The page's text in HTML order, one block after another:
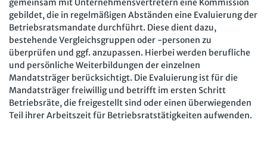
gemeinsam mit Unternehmensvertretern eine Kommission
gebildet, die in regelmäßigen Abständen eine Evaluierung der
Betriebsratsmandate durchführt. Diese dient dazu,
bestehende Vergleichsgruppen oder -personen zu
überprüfen und ggf. anzupassen. Hierbei werden berufliche
und persönliche Weiterbildungen der einzelnen
Mandatsträger berücksichtigt. Die Evaluierung ist für die
Mandatsträger freiwillig und betrifft im ersten Schritt
Betriebsräte, die freigestellt sind oder einen überwiegenden
Teil ihrer Arbeitszeit für Betriebsratstätigkeiten aufwenden.